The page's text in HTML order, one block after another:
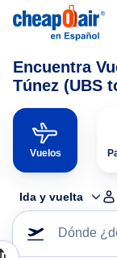
Encuentra
Túnez (UBS
Vuelos
Ida y vuelta
Dónde